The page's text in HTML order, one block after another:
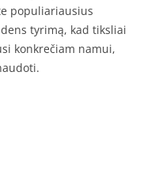
populiariausius
tyrimą, kad tiksliai
konkrečiam namui,